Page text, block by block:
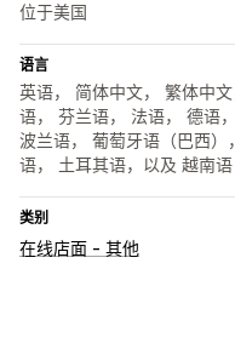
位于美国
语言
英语， 简体中文， 繁体中
语， 芬兰语， 法语， 德语
波兰语， 葡萄牙语（巴西
语， 土耳其语，以及 越南语
类别
在线店面 - 其他